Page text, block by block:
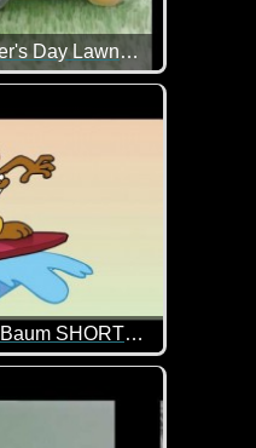
Forever Friends Father's Day Lawnmower
Vatertag!
Ruthe.de - Biber und Baum SHORTS: "Am Strand"
einen neuen "Plan",